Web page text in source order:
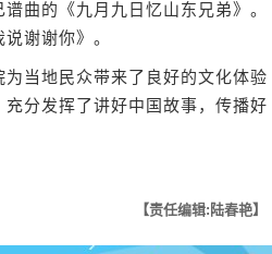
曲的《九月九日忆山东兄弟》。
谢谢你》。
当地民众带来了良好的文化体验
分发挥了讲好中国故事，传播好
【责任编辑:陆春艳】